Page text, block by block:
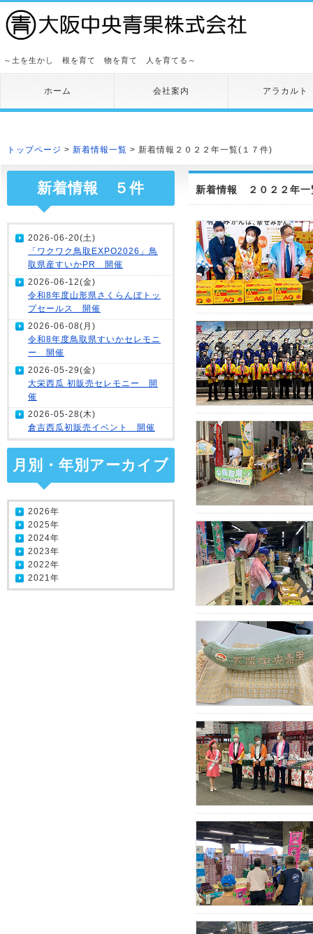
～土を生かし 根を育て 物を育て 人を育てる～
ホーム 会社案内 アラカルト
トップページ > 新着情報一覧 > 新着情報２０２２年一覧(１７件)
新着情報 ２０２２年一
新着情報 ５件
2026-06-20(土)
「ワクワク鳥取EXPO2026」鳥
取県産すいかPR 開催
2026-06-12(金)
令和8年度山形県さくらんぼトッ
プセールス 開催
2026-06-08(月)
令和8年度鳥取県すいかセレモニ
ー 開催
2026-05-29(金)
大栄西瓜 初販売セレモニー 開
催
2026-05-28(木)
倉吉西瓜初販売イベント 開催
月別・年別アーカイブ
2026年
2025年
2024年
2023年
2022年
2021年